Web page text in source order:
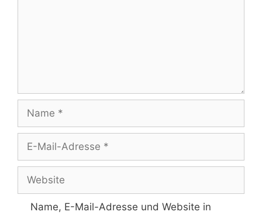
Name
Adresse
Website
Name, E-Mail-Adresse und Website in